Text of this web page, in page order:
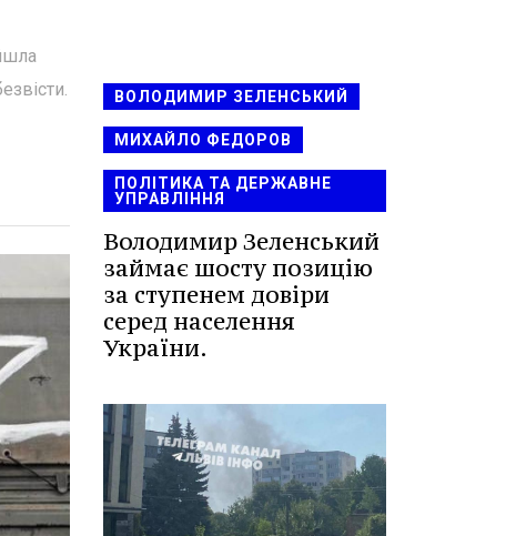
ВОЛОДИМИР ЗЕЛЕНСЬКИЙ
МИХАЙЛО ФЕДОРОВ
ПОЛІТИКА ТА ДЕРЖАВНЕ
УПРАВЛІННЯ
Володимир Зеленський
займає шосту позицію
за ступенем довіри
серед населення
України.